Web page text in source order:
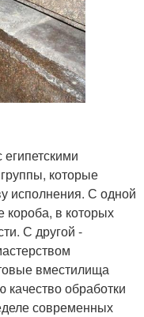
которые
исполнения. С одной
короба, в которых
С другой -
вместилища
качество обработки
современных